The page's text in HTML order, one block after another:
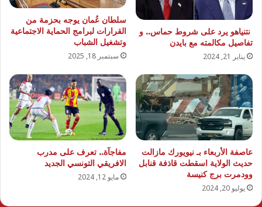
نتنياهو يرد على شروط حماس.. و
تفاصيل مكالمته مع بايدن
يناير 21, 2024
سلطان عُمان يوجه بحزمة من
القرارات لبرامج الحماية الاجتماعية
وتشغيل الشباب
سبتمبر 18, 2025
عاصفة الأربعاء بـ نيويورك مازالت
حديث الولاية اسقطت قاذفة قنابل
وودمرت برج كنيسة
يوليو 20, 2024
مفاجآة.. تعرف على مدرب
الافريقي التونسي الجديد
مايو 12, 2024